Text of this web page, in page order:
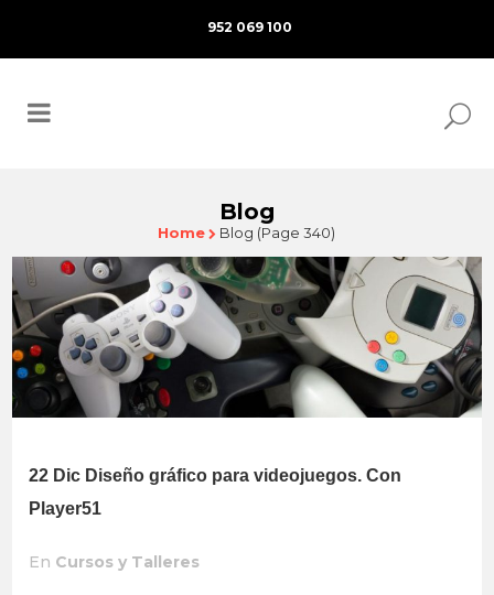
952 069 100
Blog
Home Blog (Page 340)
22 Dic Diseño gráfico para videojuegos. Con
Player51
En Cursos y Talleres